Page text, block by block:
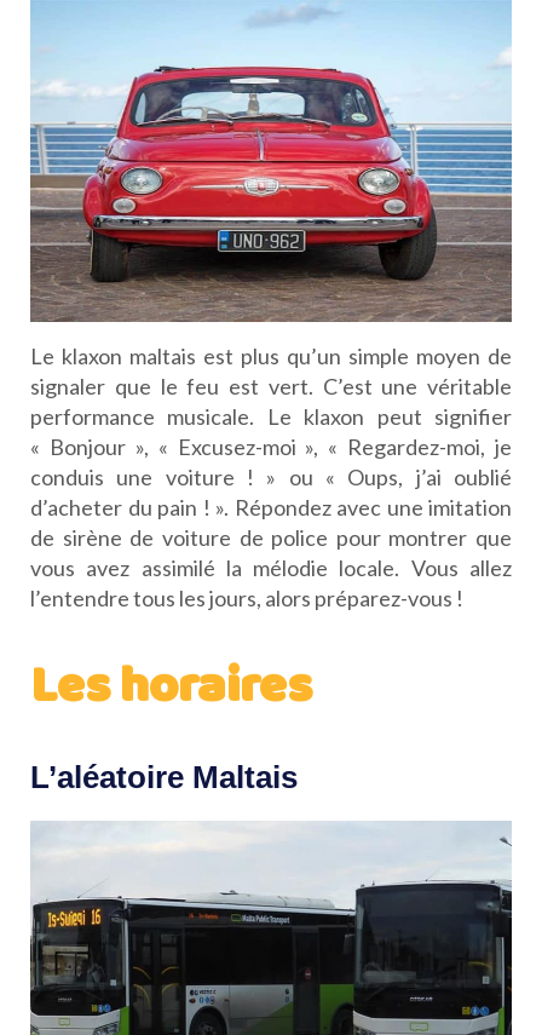
Le klaxon maltais est plus qu’un simple moyen de
signaler que le feu est vert. C’est une véritable
performance musicale. Le klaxon peut signifier
« Bonjour », « Excusez-moi », « Regardez-moi, je
conduis une voiture ! » ou « Oups, j’ai oublié
d’acheter du pain ! ». Répondez avec une imitation
de sirène de voiture de police pour montrer que
vous avez assimilé la mélodie locale. Vous allez
l’entendre tous les jours, alors préparez-vous !
Les horaires
L’aléatoire Maltais